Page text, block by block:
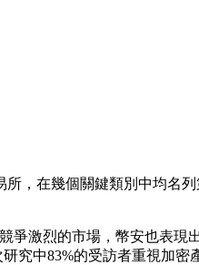
，在幾個關鍵類別中均名
爭激烈的市場，幣安也表現
究中83%的受訪者重視加